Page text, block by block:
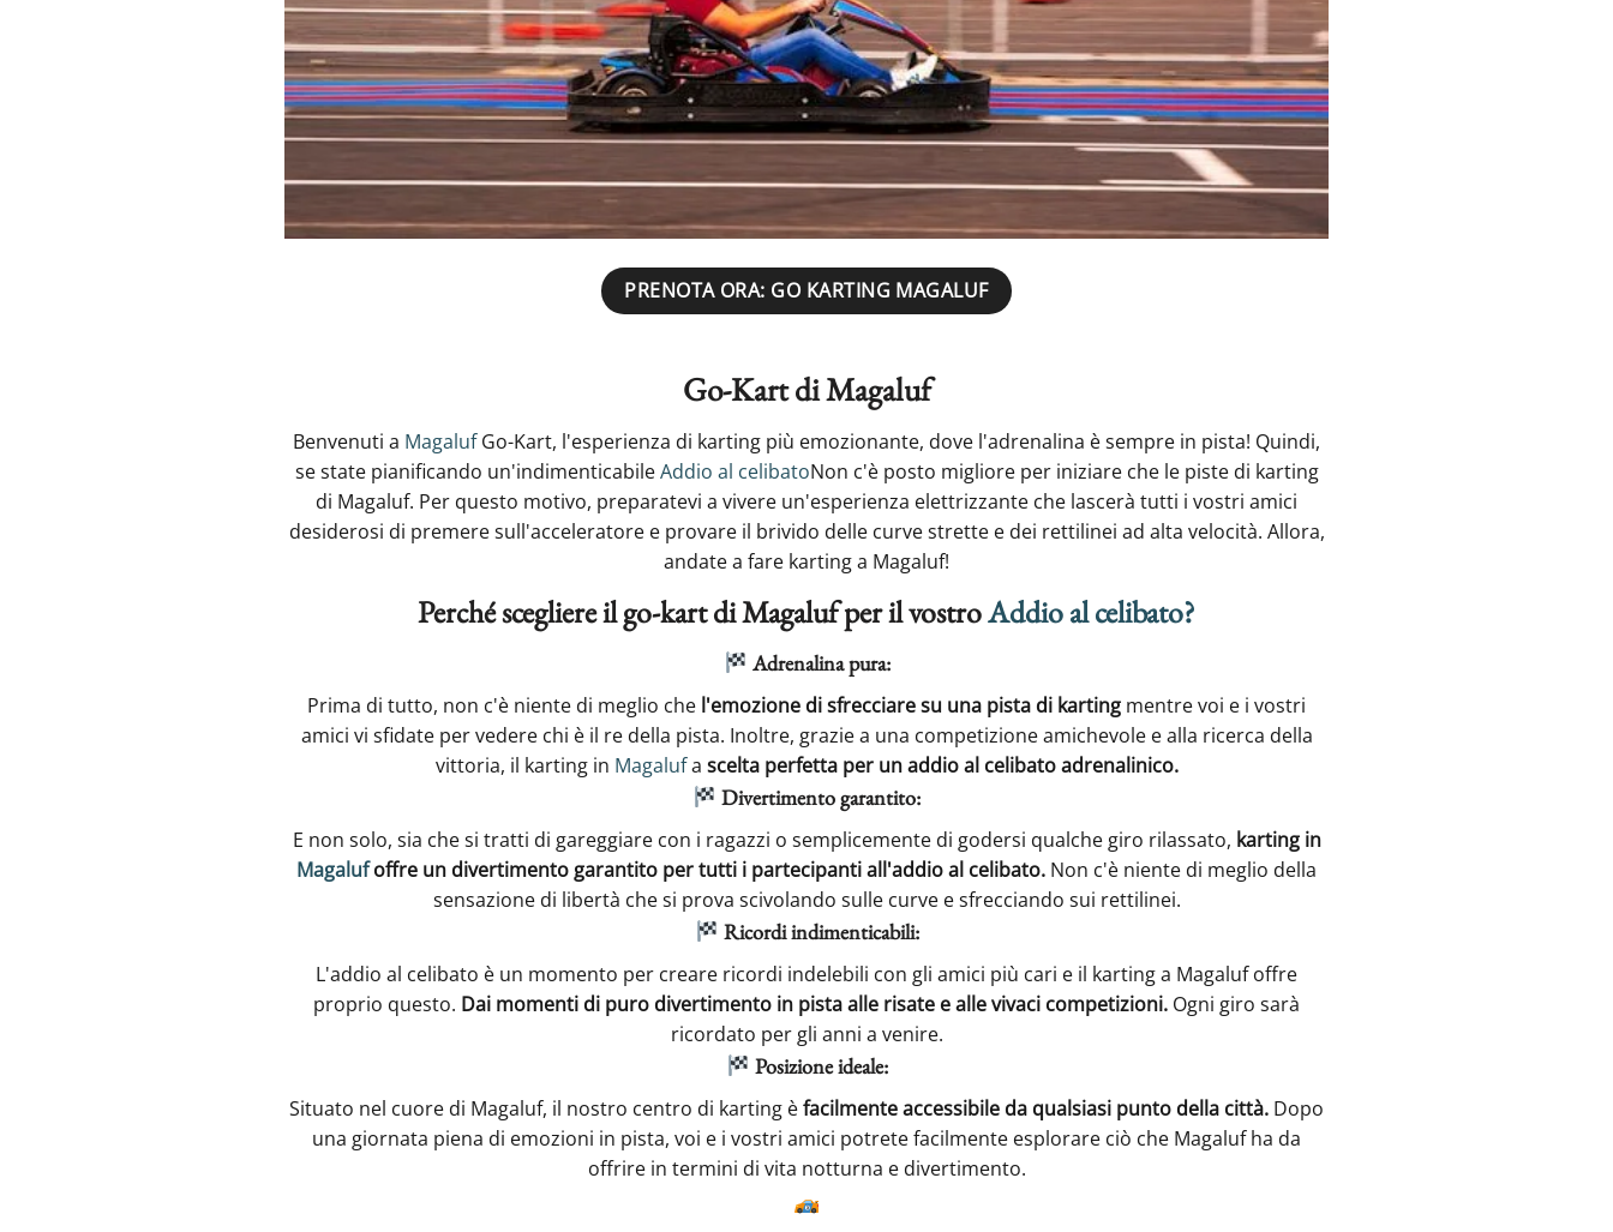
PRENOTA ORA: GO KARTING MAGALUF
Go-Kart di Magaluf
Benvenuti a MagalufGo-Kart, l'esperienza di karting più emozionante, dove l'adrenalina è sempre in pista! Quindi,
se state pianificando un'indimenticabileAddio al celibatoNon c'è posto migliore per iniziare che le piste di karting
di Magaluf. Per questo motivo, preparatevi a vivere un'esperienza elettrizzante che lascerà tutti i vostri amici
desiderosi di premere sull'acceleratore e provare il brivido delle curve strette e dei rettilinei ad alta velocità. Allora,
andate a fare karting a Magaluf!
Perché scegliere il go-kart di Magaluf per il vostroAddio al celibato?
Adrenalina pura:
Prima di tutto, non c'è niente di meglio che l'emozione di sfrecciare su una pista di karting mentre voi e i vostri
amici vi sfidate per vedere chi è il re della pista. Inoltre, grazie a una competizione amichevole e alla ricerca della
vittoria, il karting in Magalufa scelta perfetta per un addio al celibato adrenalinico.
Divertimento garantito:
E non solo, sia che si tratti di gareggiare con i ragazzi o semplicemente di godersi qualche giro rilassato, karting in
Magalufoffre un divertimento garantito per tutti i partecipanti all'addio al celibato. Non c'è niente di meglio della
sensazione di libertà che si prova scivolando sulle curve e sfrecciando sui rettilinei.
Ricordi indimenticabili:
L'addio al celibato è un momento per creare ricordi indelebili con gli amici più cari e il karting a Magaluf offre
proprio questo. Dai momenti di puro divertimento in pista alle risate e alle vivaci competizioni. Ogni giro sarà
ricordato per gli anni a venire.
Posizione ideale:
Situato nel cuore di Magaluf, il nostro centro di karting èfacilmente accessibile da qualsiasi punto della città. Dopo
una giornata piena di emozioni in pista, voi e i vostri amici potrete facilmente esplorare ciò che Magaluf ha da
offrire in termini di vita notturna e divertimento.